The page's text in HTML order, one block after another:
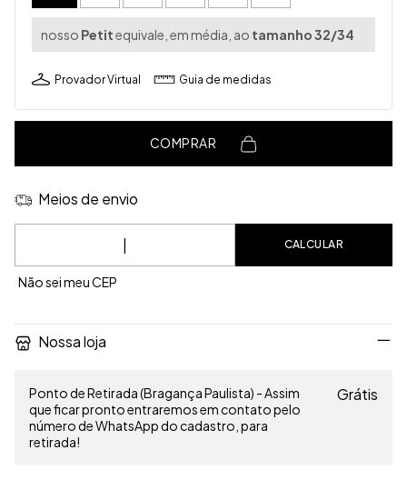
nosso Petitequivale, em média, ao tamanho 32/34
Provador Virtual Guia de medidas
COMPRAR
Meios de envio
Entregas para o CEP:
CALCULAR
Não sei meu CEP
Nossa loja
Ponto de Retirada (Bragança Paulista) - Assim
que ficar pronto entraremos em contato pelo
número de WhatsApp do cadastro, para
retirada!
Grátis